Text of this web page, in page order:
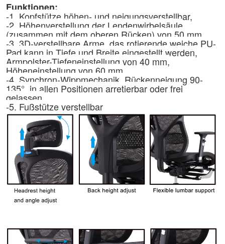
Funktionen:
-1. Kopfstütze höhen- und neigungsverstellbar,
-2. Höhenverstellung der Lendenwirbelsäule
(zusammen mit dem oberen Rücken) von 50 mm
-3. 3D-verstellbare Arme, das rotierende weiche PU-
Pad kann in Tiefe und Breite eingestellt werden,
Armpolster-Tiefeneinstellung von 40 mm,
Höheneinstellung von 60 mm
-4. Synchron-Wippmechanik, Rückenneigung 90-
135°, in allen Positionen arretierbar oder frei
gelassen.
-5. Fußstütze verstellbar